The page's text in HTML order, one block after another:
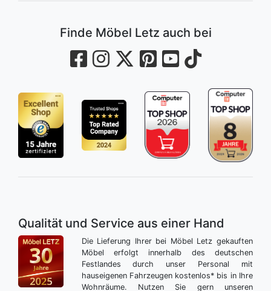
Finde Möbel Letz auch bei
Qualität und Service aus einer Hand
Die Lieferung Ihrer bei Möbel Letz gekauften
Möbel erfolgt innerhalb des deutschen
Festlandes durch unser Personal mit
hauseigenen Fahrzeugen kostenlos* bis in Ihre
Wohnräume. Nutzen Sie gern unseren